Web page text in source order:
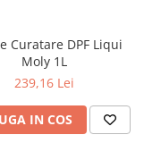
Curatare DPF Liqui
Moly 1L
239,16 Lei
IN COS